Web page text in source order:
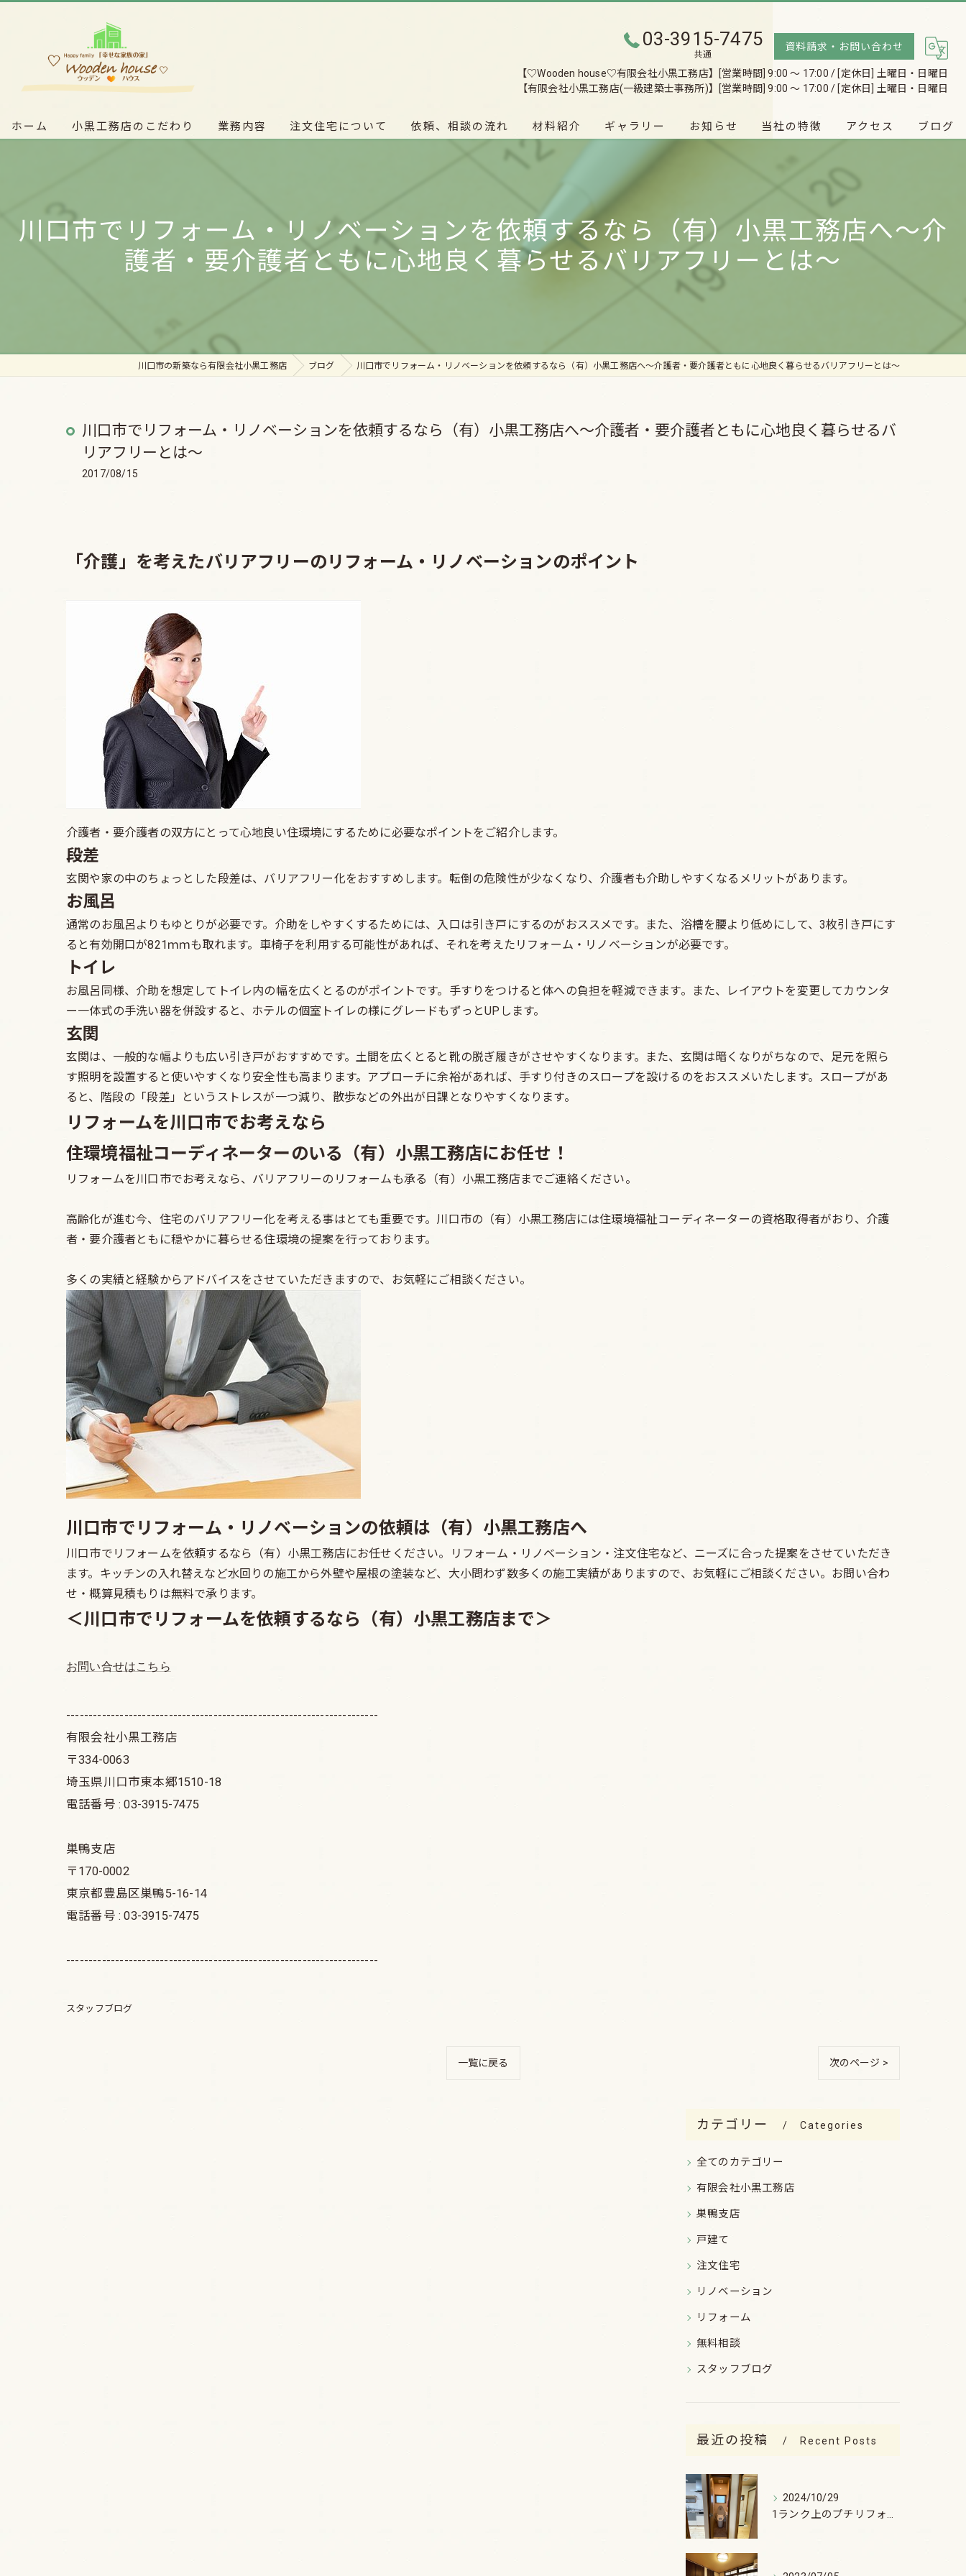
03-3915-7475
共通
資料請求・お問い合わせ
【♡Wooden house♡有限会社小黒工務店】
[営業時間] 9:00 〜 17:00 / [定休日] 土曜日・日曜日
【有限会社小黒工務店(一級建築士事務所)】
[営業時間] 9:00 〜 17:00 / [定休日] 土曜日・日曜日
ホーム 小黒工務店のこだわり 業務内容 注文住宅について 依頼、相談の流れ 材料紹介 ギャラリー お知らせ 当社の特徴
リノベーション
アクセス
有限会社小黒工務店(一級建築士事務所)
ブログ
川口市でリフォーム・リノベーションを依頼するなら（有）小黒工務店へ～介
護者・要介護者ともに心地良く暮らせるバリアフリーとは～
川口市の新築なら有限会社小黒工務店 ブログ 川口市でリフォーム・リノベーションを依頼するなら（有）小黒工務店へ～介護者・要介護者ともに心地良く暮らせるバリアフリーとは～
川口市でリフォーム・リノベーションを依頼するなら（有）小黒工務店へ～介護者・要介護者ともに心地良く暮らせるバ
リアフリーとは～
2017/08/15
「介護」を考えたバリアフリーのリフォーム・リノベーションのポイント
介護者・要介護者の双方にとって心地良い住環境にするために必要なポイントをご紹介します。
段差
玄関や家の中のちょっとした段差は、バリアフリー化をおすすめします。転倒の危険性が少なくなり、介護者も介助しやすくなるメリットがあります。
お風呂
通常のお風呂よりもゆとりが必要です。介助をしやすくするためには、入口は引き戸にするのがおススメです。また、浴槽を腰より低めにして、3枚引き戸にす
ると有効開口が821ｍｍも取れます。車椅子を利用する可能性があれば、それを考えたリフォーム・リノベーションが必要です。
トイレ
お風呂同様、介助を想定してトイレ内の幅を広くとるのがポイントです。手すりをつけると体への負担を軽減できます。また、レイアウトを変更してカウンタ
ー一体式の手洗い器を併設すると、ホテルの個室トイレの様にグレードもずっとUPします。
玄関
玄関は、一般的な幅よりも広い引き戸がおすすめです。土間を広くとると靴の脱ぎ履きがさせやすくなります。また、玄関は暗くなりがちなので、足元を照ら
す照明を設置すると使いやすくなり安全性も高まります。アプローチに余裕があれば、手すり付きのスロープを設けるのをおススメいたします。スロープがあ
ると、階段の「段差」というストレスが一つ減り、散歩などの外出が日課となりやすくなります。
リフォームを川口市でお考えなら
住環境福祉コーディネーターのいる（有）小黒工務店にお任せ！
リフォームを川口市でお考えなら、バリアフリーのリフォームも承る（有）小黒工務店までご連絡ください。
高齢化が進む今、住宅のバリアフリー化を考える事はとても重要です。川口市の（有）小黒工務店には住環境福祉コーディネーターの資格取得者がおり、介護
者・要介護者ともに穏やかに暮らせる住環境の提案を行っております。
多くの実績と経験からアドバイスをさせていただきますので、お気軽にご相談ください。
川口市でリフォーム・リノベーションの依頼は（有）小黒工務店へ
川口市でリフォームを依頼するなら（有）小黒工務店にお任せください。リフォーム・リノベーション・注文住宅など、ニーズに合った提案をさせていただき
ます。キッチンの入れ替えなど水回りの施工から外壁や屋根の塗装など、大小問わず数多くの施工実績がありますので、お気軽にご相談ください。お問い合わ
せ・概算見積もりは無料で承ります。
＜川口市でリフォームを依頼するなら（有）小黒工務店まで＞
お問い合せはこちら
----------------------------------------------------------------------
有限会社小黒工務店
〒334-0063
埼玉県川口市東本郷1510-18
電話番号 : 03-3915-7475
巣鴨支店
〒170-0002
東京都豊島区巣鴨5-16-14
電話番号 : 03-3915-7475
----------------------------------------------------------------------
スタッフブログ
一覧に戻る 次のページ >
カテゴリー Categories
全てのカテゴリー
有限会社小黒工務店
巣鴨支店
戸建て
注文住宅
リノベーション
リフォーム
無料相談
スタッフブログ
最近の投稿 Recent Posts
2024/10/29
1ランク上のプチリフォーム (^^♪